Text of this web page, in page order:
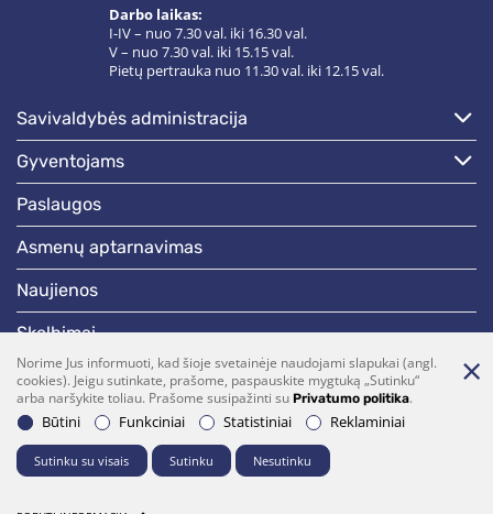
Darbo laikas:
I-IV – nuo 7.30 val. iki 16.30 val.
V – nuo 7.30 val. iki 15.15 val.
Pietų pertrauka nuo 11.30 val. iki 12.15 val.
savivaldybės administracija
gyventojams
paslaugos
asmenų aptarnavimas
naujienos
skelbimai
darbotvarkės
Bendraukime
(0 5)  275 1990 vrsa@vrsa.lt
Norime Jus informuoti, kad šioje svetainėje naudojami slapukai (angl.
cookies). Jeigu sutinkate, prašome, paspauskite mygtuką „Sutinku“
arba naršykite toliau. Prašome susipažinti su Privatumo politika.
Būtini
Funkciniai Statistiniai Reklaminiai
Sutinku su visais Sutinku Nesutinku